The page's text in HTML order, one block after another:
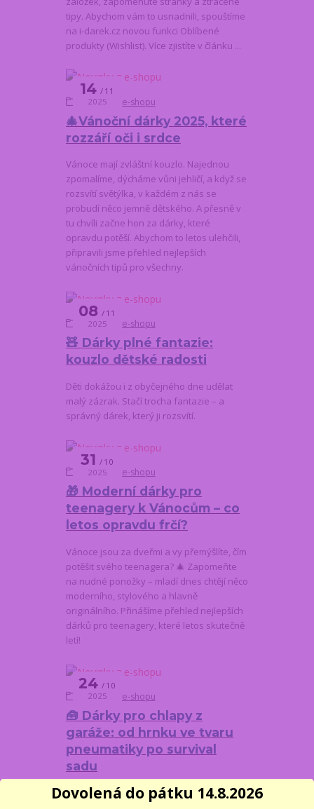
tipy. Abychom vám to usnadnili, spouštíme
na i-darek.cz novou funkci Oblíbené
produkty (Wishlist). Více zjistíte v článku ...
🎄Vánoční dárky 2025, které
rozzáří oči i srdce
14
11
2025
Novinky z e-shopu
Vánoce mají zvláštní kouzlo. Najednou
zpomalíme, dýcháme vůni jehličí, a když se
rozsvítí světýlka, v každém z nás se
probudí něco jemně dětského. A přesně v
tu chvíli začne hon za dárky, které
opravdu potěší. Abychom to letos ulehčili,
připravili jsme přehled nejlepších
vánočních tipů pro všechny.
🧸 Dárky plné fantazie:
kouzlo dětské radosti
08
11
2025
Novinky z e-shopu
Děti dokážou i z obyčejného dne udělat
malý zázrak. Stačí trocha fantazie – a
správný dárek, který ji rozsvítí.
🎁 Moderní dárky pro
teenagery k Vánocům – co
letos opravdu frčí?
31
10
2025
Novinky z e-shopu
Vánoce jsou za dveřmi a vy přemýšlíte, čím
potěšit svého teenagera? 🎄 Zapomeňte
na nudné ponožky – mladí dnes chtějí něco
moderního, stylového a hlavně
originálního. Přinášíme přehled nejlepších
dárků pro teenagery, které letos skutečně
letí!
🧰 Dárky pro chlapy z
garáže: od hrnku ve tvaru
pneumatiky po survival
sadu
24
10
2025
Novinky z e-shopu
Hledáte dárek, který potěší chlapa, co rád
Dovolená do pátku 14.8.2026